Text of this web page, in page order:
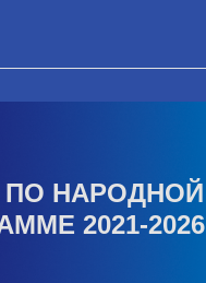
ПО НАРОДНОЙ
2021-2026